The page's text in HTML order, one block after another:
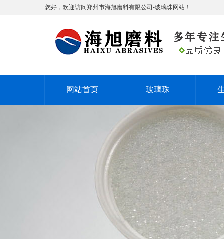
您好，欢迎访问郑州市海旭磨料有限公司-玻璃珠网站！
网站首页 玻璃珠